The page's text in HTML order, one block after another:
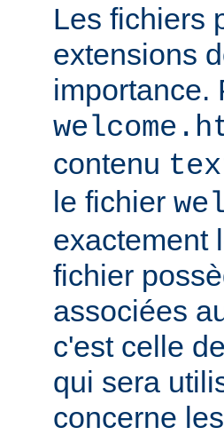
Les fichiers
extensions
importance.
contenu
le fichier
exactement
fichier
associées
c'est celle
qui sera
concerne